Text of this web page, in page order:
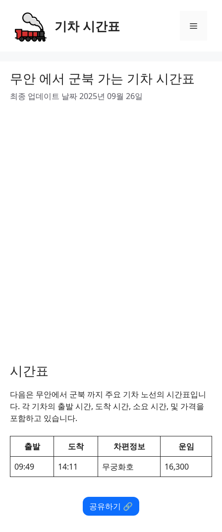
content
기차 시간표 Menu
무안 에서 군북 가는 기차 시간표
최종 업데이트 날짜 2025년 09월 26일
시간표
다음은 무안에서 군북 까지 주요 기차 노선의 시간표입니
다. 각 기차의 출발 시간, 도착 시간, 소요 시간, 및 가격을
포함하고 있습니다.
출발 도착 차편정보
운임
09:49
14:11 무궁화호 16,300
공유하기 🔗